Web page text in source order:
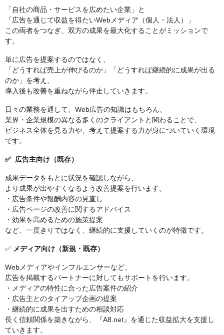
「自社の商品・サービスを広めたい企業」と
「広告を通じて収益を得たいWebメディア（個人・法人）」
この両者をつなぎ、双方の成果を最大化することがミッションで
す。
単に広告を提案するのではなく、
「どうすれば売上が伸びるのか」「どうすれば継続的に成果が出る
のか」を考え、
導入後も改善を重ねながら伴走していきます。
日々の業務を通して、Web広告の知識はもちろん、
業界・企業規模の異なる多くのクライアントと関わることで、
ビジネス全体を見る力や、考えて提案する力が身についていく環境
です。
✅ 広告主向け（既存）
成果データをもとに状況を確認しながら、
より成果が出やすくなるよう改善提案を行います。
・広告条件や報酬内容の見直し
・広告ページの改善に関するアドバイス
・効果を高めるための施策提案
など、一度きりではなく、継続的に支援していくのが特徴です。
✅ メディア向け（新規・既存）
Webメディアやインフルエンサーなど、
広告を掲載するパートナーに対してもサポートを行います。
・メディアの特性に合った広告案件の紹介
・広告主とのタイアップ企画の提案
・継続的に成果を出すための相談対応
長く信頼関係を築きながら、『A8.net』を通じた収益拡大を支援し
ていきます。